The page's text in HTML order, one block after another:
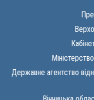
Державне агентство